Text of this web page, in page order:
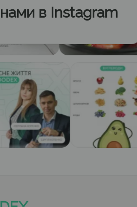
в Instagram